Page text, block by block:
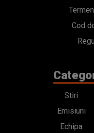
Cod
Stiri
Emisiuni
Echipa